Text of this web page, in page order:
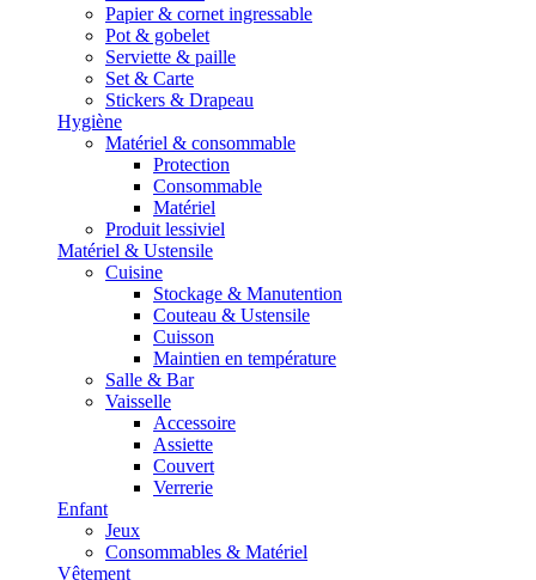
Papier & cornet ingressable
Pot & gobelet
Serviette & paille
Set & Carte
Stickers & Drapeau
Hygiène
Matériel & consommable
Protection
Consommable
Matériel
Produit lessiviel
Matériel & Ustensile
Cuisine
Stockage & Manutention
Couteau & Ustensile
Cuisson
Maintien en température
Salle & Bar
Vaisselle
Accessoire
Assiette
Couvert
Verrerie
Enfant
Jeux
Consommables & Matériel
Vêtement